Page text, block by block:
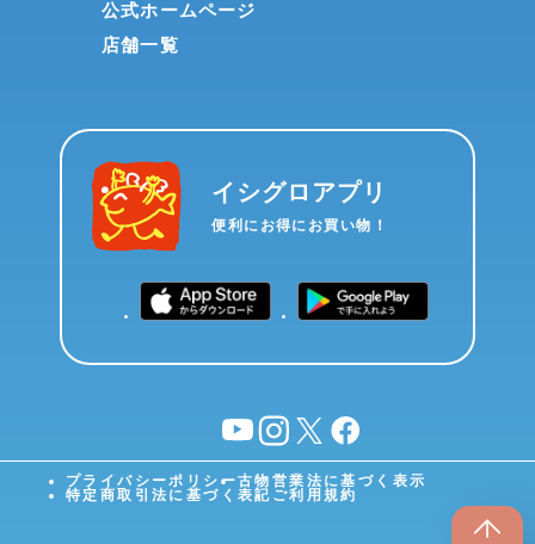
公式ホームページ
店舗一覧
イシグロアプリ
便利にお得にお買い物！
YouTubeinstagram
X facebook
プライバシーポリシー古物営業法に基づく表示
特定商取引法に基づく表記 ご利用規約